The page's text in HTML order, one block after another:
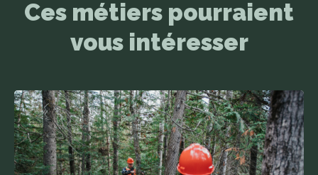
Ces métiers pourraient
vous intéresser